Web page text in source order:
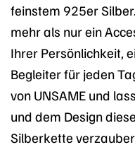
feinstem 925er
mehr als nur ein
Ihrer Persönlichkeit,
Begleiter für jeden
von UNSAME und
und dem Design
Silberkette